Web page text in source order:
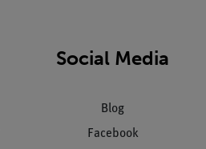
Social Media
Blog
Facebook